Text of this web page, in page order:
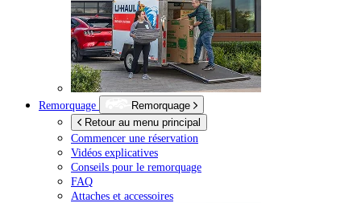
Remorquage
Remorquage
Retour au menu principal
Commencer une réservation
Vidéos explicatives
Conseils pour le remorquage
FAQ
Attaches et accessoires